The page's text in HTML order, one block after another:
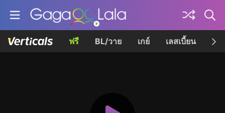
ฟรี BL/วาย เกย์ เลสเบี้ยน เค